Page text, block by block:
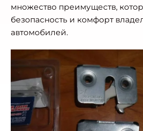
множество преимуществ,
безопасность и комфорт
автомобилей.